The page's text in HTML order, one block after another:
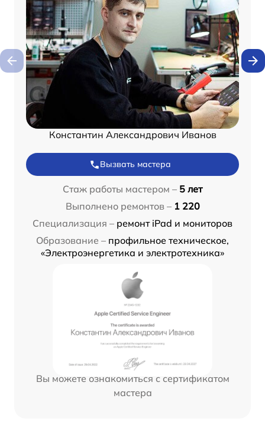
Константин Александрович Иванов
Вызвать мастера
Стаж работы мастером – 5 лет
Выполнено ремонтов – 1 220
Специализация – ремонт iPad и мониторов
Образование – профильное техническое,
«Электроэнергетика и электротехника»
Вы можете ознакомиться с сертификатом
мастера